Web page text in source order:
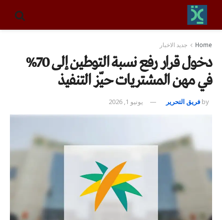
Home جديد الاخبار
دخول قرار رفع نسبة التوطين إلى 70%
في مهن المشتريات حيّز التنفيذ
by فريق التحرير يونيو 1, 2026